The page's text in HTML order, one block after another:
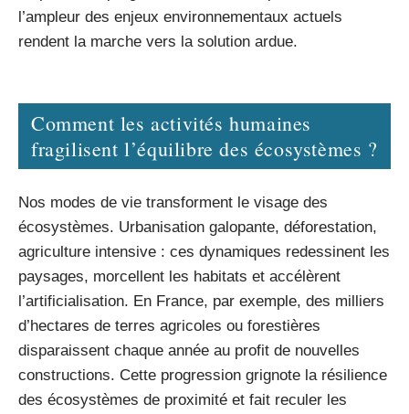
l’ampleur des enjeux environnementaux actuels
rendent la marche vers la solution ardue.
Comment les activités humaines
fragilisent l’équilibre des écosystèmes ?
Nos modes de vie transforment le visage des
écosystèmes. Urbanisation galopante, déforestation,
agriculture intensive : ces dynamiques redessinent les
paysages, morcellent les habitats et accélèrent
l’artificialisation. En France, par exemple, des milliers
d’hectares de terres agricoles ou forestières
disparaissent chaque année au profit de nouvelles
constructions. Cette progression grignote la résilience
des écosystèmes de proximité et fait reculer les